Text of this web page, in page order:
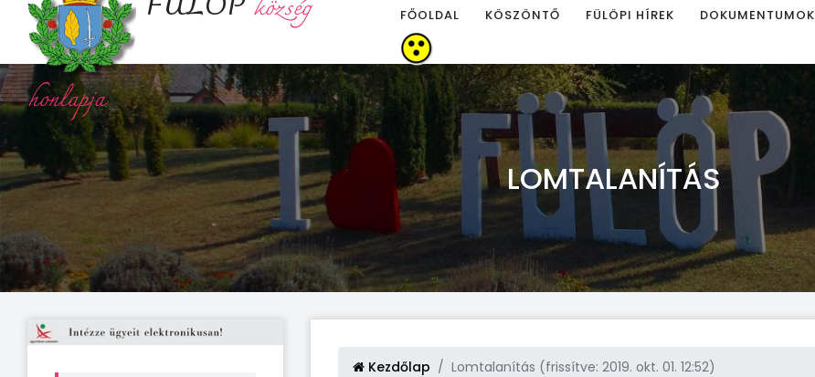
község
honlapja
FŐOLDAL KÖSZÖNTŐ FÜLÖPI HÍREK DOKUMENTUMOK
LOMTALANÍTÁS
Kezdőlap Lomtalanítás (frissítve: 2019. okt. 01. 12:52)